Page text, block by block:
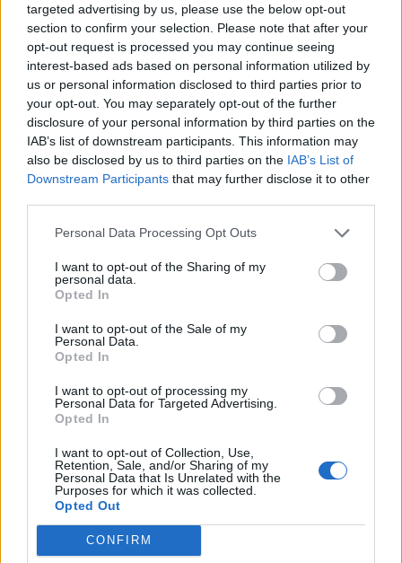
targeted advertising by us, please use the below opt-out
section to confirm your selection. Please note that after your
opt-out request is processed you may continue seeing
interest-based ads based on personal information utilized by
us or personal information disclosed to third parties prior to
your opt-out. You may separately opt-out of the further
disclosure of your personal information by third parties on the
IAB’s list of downstream participants. This information may
also be disclosed by us to third parties on the IAB’s List of
Downstream Participants that may further disclose it to other
Personal Data Processing Opt Outs
I want to opt-out of the Sharing of my
personal data.
Opted In
I want to opt-out of the Sale of my
Personal Data.
Opted In
I want to opt-out of processing my
Personal Data for Targeted Advertising.
Opted In
I want to opt-out of Collection, Use,
Retention, Sale, and/or Sharing of my
Personal Data that Is Unrelated with the
Purposes for which it was collected.
Opted Out
CONFIRM
Vardagsräddare 4.4545454545455/5
Het och Krämig Korvstroganoff |
Snabb Vardagsmat!
delad i bitar2st vitlöksklyftor, skivade1/2 rödlök, skivad1st
stor röd paprika, strimlad1/2 tsk chiliflakes1.5msk
tomatpure1/2 tsk tabsco2.5dl gräddesalt & peppar Servera
med: Kokt ris och persilja Gör så här: Skiva korven och alla
grönsaker. Stek sedan korven på medelhög värme i en
stekpanna tills lätt gyllende, ca …Continued
Vardagsräddare 3.9696969696971/5